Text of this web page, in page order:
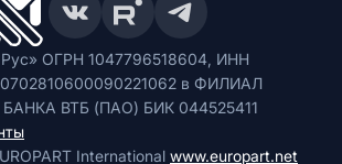
ОГРН 1047796518604, ИНН
в ФИЛИАЛ
ВТБ (ПАО) БИК 044525411
International www.europart.net